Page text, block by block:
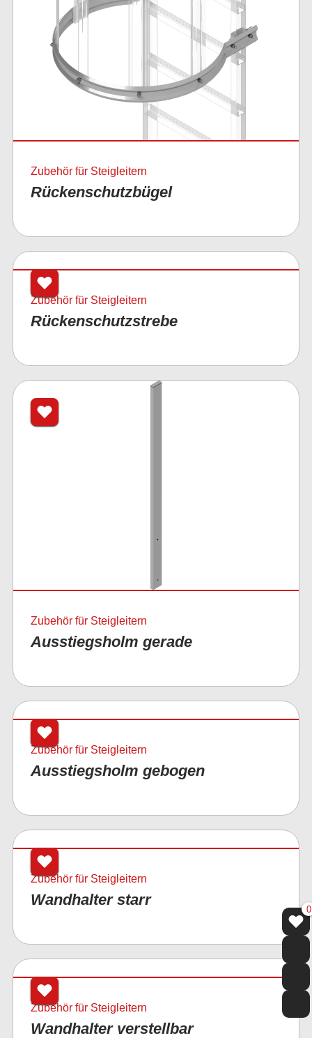
Zubehör für Steigleitern
Rückenschutzbügel
Zubehör für Steigleitern
Rückenschutzstrebe
Zubehör für Steigleitern
Ausstiegsholm gerade
Zubehör für Steigleitern
Ausstiegsholm gebogen
Zubehör für Steigleitern
Wandhalter starr
Zubehör für Steigleitern
Wandhalter verstellbar
0